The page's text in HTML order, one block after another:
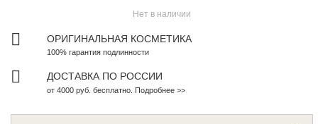
Нет в наличии
ОРИГИНАЛЬНАЯ КОСМЕТИКА
100% гарантия подлинности
ДОСТАВКА ПО РОССИИ
от 4000 руб. бесплатно. Подробнее >>